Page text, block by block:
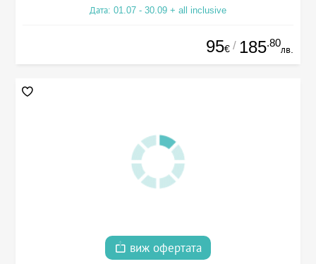
Дата: 01.07 - 30.09 + all inclusive
95€ / 185.80
лв.
виж офертата